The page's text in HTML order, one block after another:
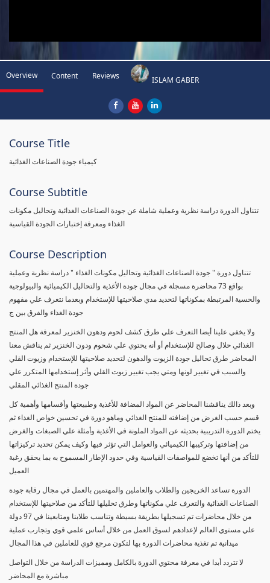
Overview Content Reviews ISLAM GABER
Course Title
كيمياء جودة الصناعات الغذائية
Course Subtitle
تتناول الدورة دراسة نظرية وعملية شاملة عن جودة الصناعات الغذائية وتحاليل مكونات
الغذاء ومعرفة إختبارات الجودة القياسية
Course Description
تتناول دورة " جودة الصناعات الغذائية وتحاليل مكونات الغذاء " دراسة نظرية وعملية
بواقع 73 محاضرة مسجلة في مجال جودة الأغذية والتحاليل الكيميائية والبيولوجية
والحسية المرتبطة بمكوناتها لتحديد مدي صلاحيتها للإستخدام وبعدما نتعرف علي مفهوم
جودة الغذاء والفرق بين ج
ولا يخفي علينا أيضا التعرف علي طرق كشف لحوم ودهون الخنزير لمعرفة هل المنتج
الغذائي حلال وصالح للإستخدام أو أنه يحتوي علي شحوم ودون الخنزير ثم يناقش معنا
المحاضر طرق تحاليل جودة الزيوت والدهون لتحديد صلاحيتها للإستخدام وزيوت القلي
والسبب في تغيير لونها ومتي يجب تغيير زيوت القلي وأثر إستخدامها المتكرر علي
جودة المنتج الغذائي المقلي
وبعد ذالك يناقشنا المحاضر عن المواد المضافة للأغذية وطبيعتها وأقسامها وأهمية كل
قسم حسب الغرض من إضافته للمنتج الغذائي وماهو دورة في تحسين خواص الغذاء ثم
يختم الدورة التدريبية بحديثه عن المواد الملونة في الأغذية وأمثلة علي الصبغات والغرض
من إضافتها وتركيبها الكيميائي والعوامل التي تؤثر فيها وكيف يمكن تحديد تركيزاتها
للتأكد من أنها تخضع للمواصفات القياسية وفي حدود الإطار المسموح به بما يحقق رغبة
العميل
الدورة تساعد الخريجين والطلاب والعاملين والمهتمين بالعمل في مجال رقابة جودة
الصناعات الغذائية والتعرف علي مكوناتها وطرق تحليلها للتأكد من صلاحيتها للإستخدام
من خلال محاضرات تم تسجيلها بطريقة بسيطة وتناسب طلابنا ومتابعينا في 97 دولة
علي مستوي العالم لإعدادهم لسوق العمل من خلال أساس علمي قوي وتجارب عملية
ميدانية تم تغذية محاضرات الدورة بها لتكون مرجع قوي للعاملين في هذا المجال
لا تتردد أبدا في معرفة محتوي الدورة بالكامل ومميزات الدراسة من خلال التواصل
مباشرة مع المحاضر